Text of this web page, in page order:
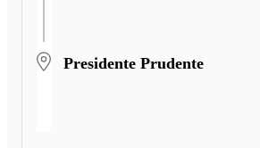
Presidente Prudente